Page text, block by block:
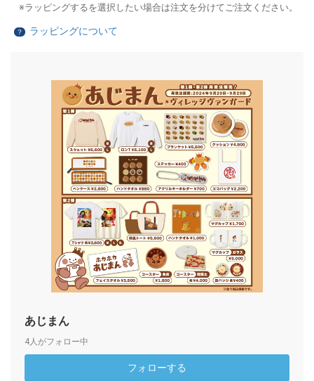
ラッピングするを選択したい場合は注文を分けてご注文ください。
？ ラッピングについて
あじまん
4人がフォロー中
フォローする